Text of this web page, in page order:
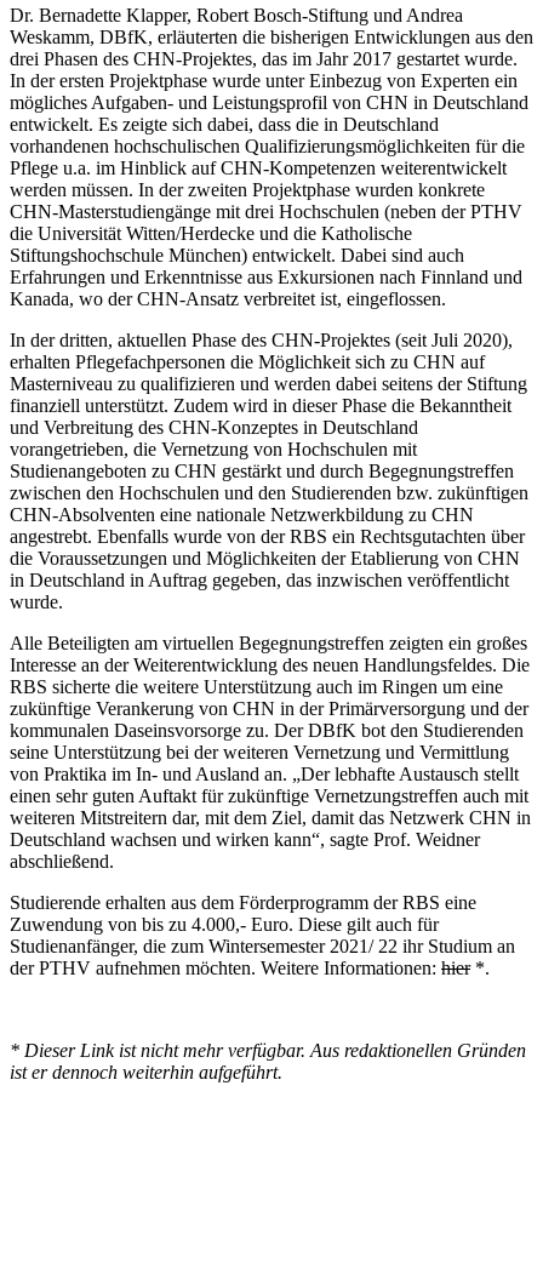
Dr. Bernadette Klapper, Robert Bosch-Stiftung und Andrea
Weskamm, DBfK, erläuterten die bisherigen Entwicklungen aus den
drei Phasen des CHN-Projektes, das im Jahr 2017 gestartet wurde.
In der ersten Projektphase wurde unter Einbezug von Experten ein
mögliches Aufgaben- und Leistungsprofil von CHN in Deutschland
entwickelt. Es zeigte sich dabei, dass die in Deutschland
vorhandenen hochschulischen Qualifizierungsmöglichkeiten für die
Pflege u.a. im Hinblick auf CHN-Kompetenzen weiterentwickelt
werden müssen. In der zweiten Projektphase wurden konkrete
CHN-Masterstudiengänge mit drei Hochschulen (neben der PTHV
die Universität Witten/Herdecke und die Katholische
Stiftungshochschule München) entwickelt. Dabei sind auch
Erfahrungen und Erkenntnisse aus Exkursionen nach Finnland und
Kanada, wo der CHN-Ansatz verbreitet ist, eingeflossen.
In der dritten, aktuellen Phase des CHN-Projektes (seit Juli 2020),
erhalten Pflegefachpersonen die Möglichkeit sich zu CHN auf
Masterniveau zu qualifizieren und werden dabei seitens der Stiftung
finanziell unterstützt. Zudem wird in dieser Phase die Bekanntheit
und Verbreitung des CHN-Konzeptes in Deutschland
vorangetrieben, die Vernetzung von Hochschulen mit
Studienangeboten zu CHN gestärkt und durch Begegnungstreffen
zwischen den Hochschulen und den Studierenden bzw. zukünftigen
CHN-Absolventen eine nationale Netzwerkbildung zu CHN
angestrebt. Ebenfalls wurde von der RBS ein Rechtsgutachten über
die Voraussetzungen und Möglichkeiten der Etablierung von CHN
in Deutschland in Auftrag gegeben, das inzwischen veröffentlicht
wurde.
Alle Beteiligten am virtuellen Begegnungstreffen zeigten ein großes
Interesse an der Weiterentwicklung des neuen Handlungsfeldes. Die
RBS sicherte die weitere Unterstützung auch im Ringen um eine
zukünftige Verankerung von CHN in der Primärversorgung und der
kommunalen Daseinsvorsorge zu. Der DBfK bot den Studierenden
seine Unterstützung bei der weiteren Vernetzung und Vermittlung
von Praktika im In- und Ausland an. „Der lebhafte Austausch stellt
einen sehr guten Auftakt für zukünftige Vernetzungstreffen auch mit
weiteren Mitstreitern dar, mit dem Ziel, damit das Netzwerk CHN in
Deutschland wachsen und wirken kann“, sagte Prof. Weidner
abschließend.
Studierende erhalten aus dem Förderprogramm der RBS eine
Zuwendung von bis zu 4.000,- Euro. Diese gilt auch für
Studienanfänger, die zum Wintersemester 2021/ 22 ihr Studium an
der PTHV aufnehmen möchten. Weitere Informationen: hier*.
* Dieser Link ist nicht mehr verfügbar. Aus redaktionellen Gründen
ist er dennoch weiterhin aufgeführt.